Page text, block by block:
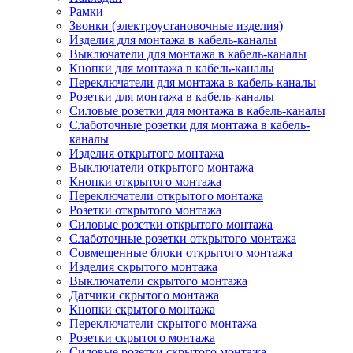
Рамки
Звонки (электроустановочные изделия)
Изделия для монтажа в кабель-каналы
Выключатели для монтажа в кабель-каналы
Кнопки для монтажа в кабель-каналы
Переключатели для монтажа в кабель-каналы
Розетки для монтажа в кабель-каналы
Силовые розетки для монтажа в кабель-каналы
Слаботочные розетки для монтажа в кабель-
каналы
Изделия открытого монтажа
Выключатели открытого монтажа
Кнопки открытого монтажа
Переключатели открытого монтажа
Розетки открытого монтажа
Силовые розетки открытого монтажа
Слаботочные розетки открытого монтажа
Совмещенные блоки открытого монтажа
Изделия скрытого монтажа
Выключатели скрытого монтажа
Датчики скрытого монтажа
Кнопки скрытого монтажа
Переключатели скрытого монтажа
Розетки скрытого монтажа